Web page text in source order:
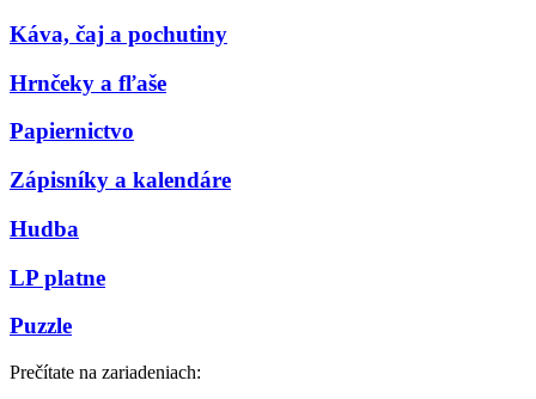
Káva, čaj a pochutiny
Hrnčeky a fľaše
Papiernictvo
Zápisníky a kalendáre
Hudba
LP platne
Puzzle
Prečítate na zariadeniach: